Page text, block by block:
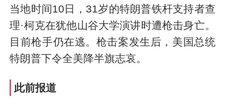
当地时间10日，31岁的特朗普铁杆支持者查
理·柯克在犹他山谷大学演讲时遭枪击身亡。
目前枪手仍在逃。枪击案发生后，美国总统
特朗普下令全美降半旗志哀。
此前报道